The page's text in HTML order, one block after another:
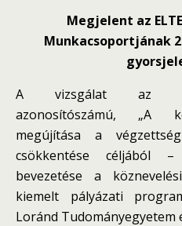
Megjelent az
Munkacsoportjának
A vizsgálat az
azonosítószámú, „A
megújítása a
csökkentése céljából –
bevezetése a
kiemelt pályázati
Loránd Tudományegyetem